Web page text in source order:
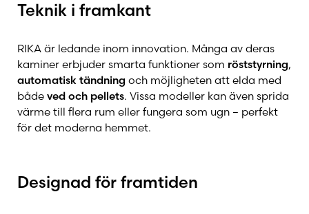
TJB
Tulikivi
Westbo
Teknik i framkant
RIKA är ledande inom innovation. Många av deras
kaminer erbjuder smarta funktioner som röststyrning,
automatisk tändning och möjligheten att elda med
både ved och pellets. Vissa modeller kan även sprida
värme till flera rum eller fungera som ugn – perfekt
för det moderna hemmet.
Designad för framtiden